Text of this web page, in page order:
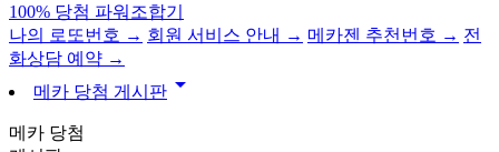
100% 당첨 파워조합기
나의 로또번호 → 회원 서비스 안내 → 메카젠 추천번호 → 전
화상담 예약 →
메카 당첨 게시판 arrow_drop_down
메카 당첨